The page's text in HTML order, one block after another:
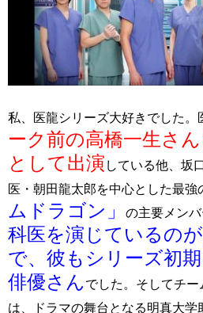
私、医龍シリーズ大好きでした。
ーク前の高橋一生さ
として出演 している他、坂
医・朝田龍太郎を中心とした最強
ムドラゴン」
の主要メンバ
科医を演じているの
で、彼もシリーズ初
俳優さん でした。そしてチ
は、ドラマの舞台となる明真大学